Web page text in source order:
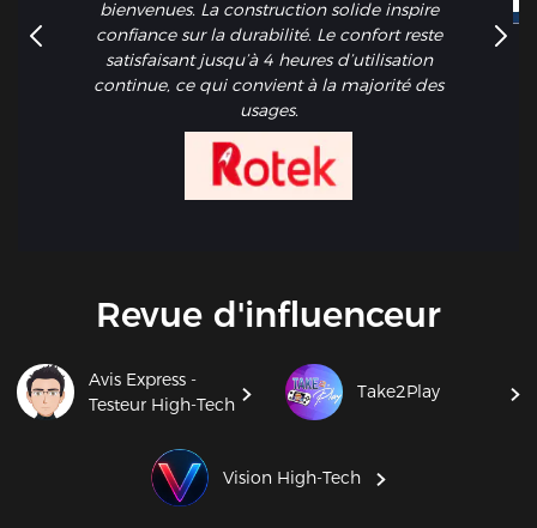
bienvenues. La construction solide inspire
confiance sur la durabilité. Le confort reste
satisfaisant jusqu’à 4 heures d’utilisation
continue, ce qui convient à la majorité des
usages.
Revue d'influenceur
Avis Express -
Testeur High-Tech
Take2Play
Vision High-Tech